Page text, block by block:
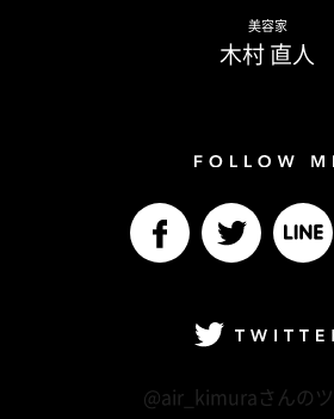
美容家
木村 直人
@air_kimuraさんの